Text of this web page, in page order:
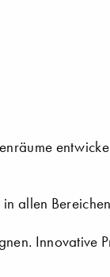
allen
Innovative